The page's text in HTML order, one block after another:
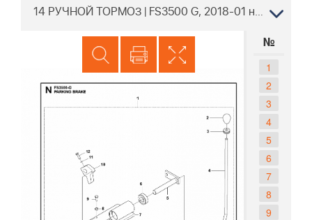
14 РУЧНОЙ ТОРМОЗ | FS3500 G, 2018-01 нарезчик швов Husqvarna | резка бетона |
№
1
2
3
4
5
6
7
8
9